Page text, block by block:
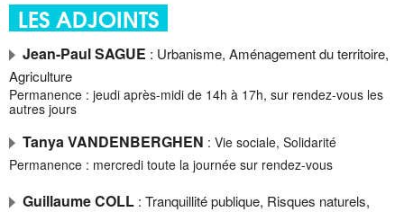
LES ADJOINTS
Jean-Paul SAGUE : Urbanisme, Aménagement du territoire,
Agriculture
Permanence : jeudi après-midi de 14h à 17h, sur rendez-vous les
autres jours
Tanya VANDENBERGHEN : Vie sociale, Solidarité
Permanence : mercredi toute la journée sur rendez-vous
Guillaume COLL : Tranquillité publique, Risques naturels,